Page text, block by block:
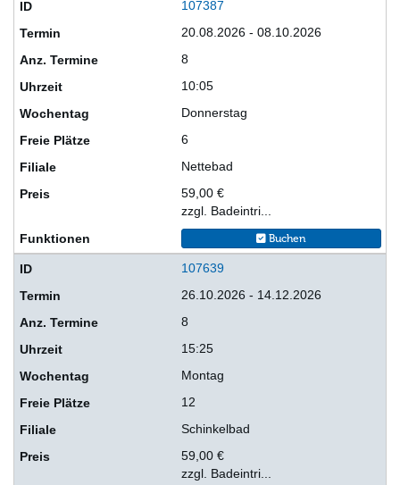
107387
20.08.2026 - 08.10.2026
8
10:05
Donnerstag
6
Nettebad
59,00 €
zzgl. Badeintri...
Buchen
107639
26.10.2026 - 14.12.2026
8
15:25
Montag
12
Schinkelbad
59,00 €
zzgl. Badeintri...